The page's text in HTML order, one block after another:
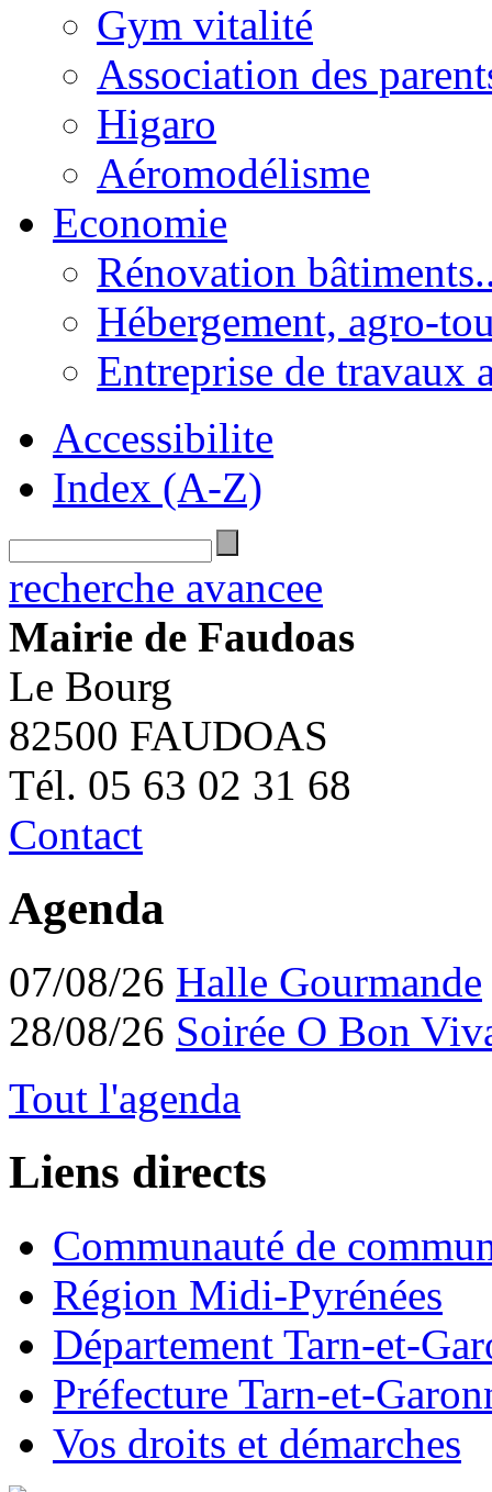
Gym vitalité
Association des
Higaro
Aéromodélisme
Economie
Rénovation
Hébergement, agro-
Entreprise de travaux
Accessibilite
Index (A-Z)
recherche avancee
Mairie de Faudoas
Le Bourg
82500 FAUDOAS
Tél. 05 63 02 31 68
Contact
Agenda
07/08/26 Halle Gourmande
28/08/26 Soirée O Bon
Tout l'agenda
Liens directs
Communauté de
Région Midi-Pyrénées
Département Tarn-et-
Préfecture Tarn-et-
Vos droits et démarches